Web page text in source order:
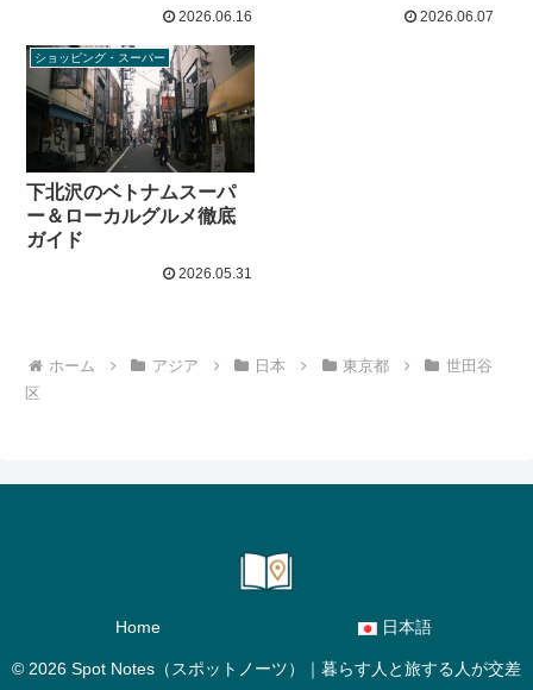
2026.06.16 2026.06.07
ショッピング・スーパー
下北沢のベトナムスーパ
ー＆ローカルグルメ徹底
ガイド
2026.05.31
ホーム アジア 日本 東京都
世田谷
区
Home 日本語
© 2026 Spot Notes（スポットノーツ）｜暮らす人と旅する人が交差